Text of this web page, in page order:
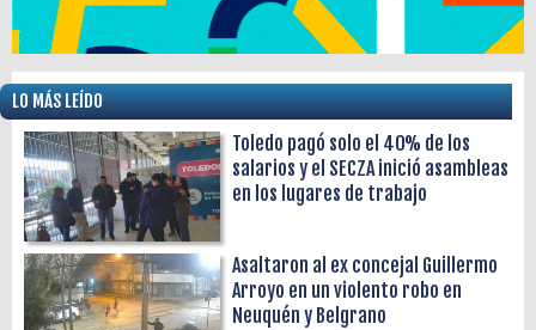
LO MÁS LEÍDO
Toledo pagó solo el 40% de los
salarios y el SECZA inició asambleas
en los lugares de trabajo
Asaltaron al ex concejal Guillermo
Arroyo en un violento robo en
Neuquén y Belgrano